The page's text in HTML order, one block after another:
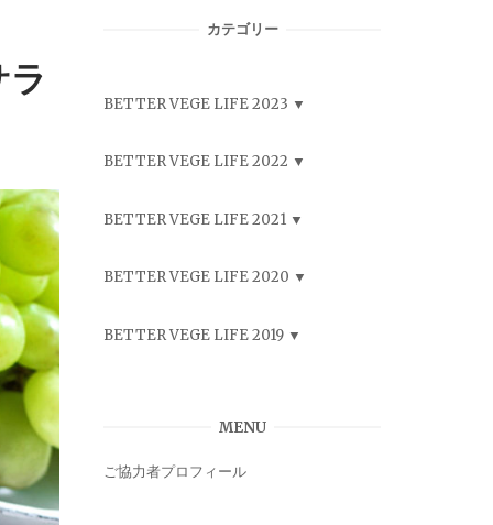
カテゴリー
BETTER VEGE LIFE 2023
BETTER VEGE LIFE 2022
BETTER VEGE LIFE 2021
BETTER VEGE LIFE 2020
BETTER VEGE LIFE 2019
MENU
ご協力者プロフィール